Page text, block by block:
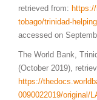
retrieved from:
tobago/trinidad-
accessed on
The World Bank,
(October 2019),
https://
0090022019/original/